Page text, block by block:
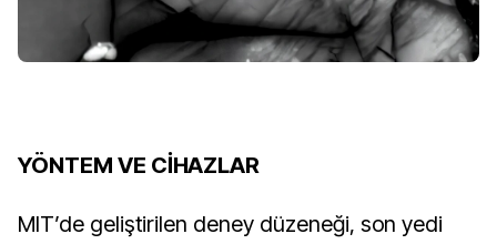
YÖNTEM VE CİHAZLAR
MIT’de geliştirilen deney düzeneği, son yedi